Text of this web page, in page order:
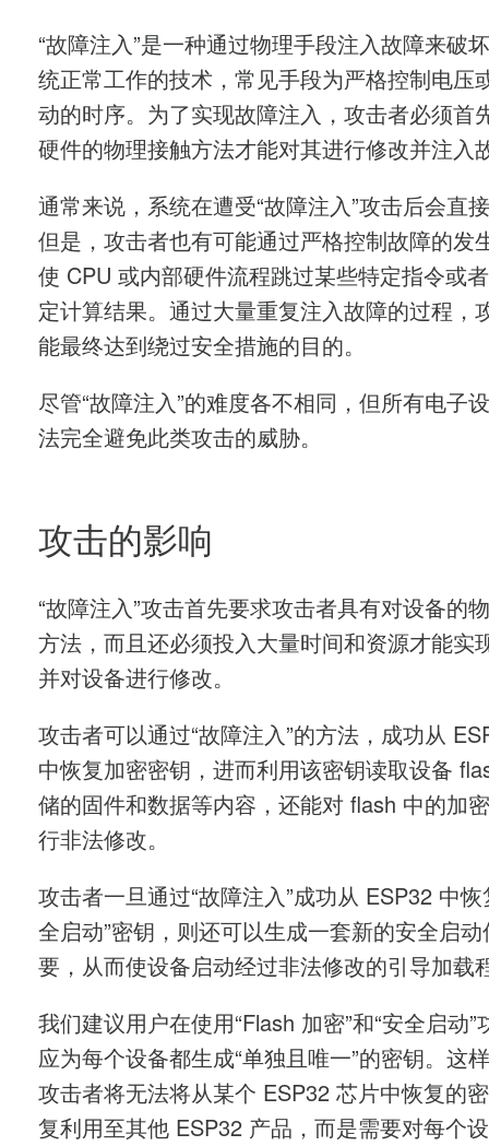
“故障注入”是一种通过物理手段注入故障来破
统正常工作的技术，常见手段为严格控制电压
动的时序。为了实现故障注入，攻击者必须首
硬件的物理接触方法才能对其进行修改并注入
通常来说，系统在遭受“故障注入”攻击后会直
但是，攻击者也有可能通过严格控制故障的发
使 CPU 或内部硬件流程跳过某些特定指令或
定计算结果。通过大量重复注入故障的过程，
能最终达到绕过安全措施的目的。
尽管“故障注入”的难度各不相同，但所有电子
法完全避免此类攻击的威胁。
攻击的影响
“故障注入”攻击首先要求攻击者具有对设备的
方法，而且还必须投入大量时间和资源才能实
并对设备进行修改。
攻击者可以通过“故障注入”的方法，成功从
中恢复加密密钥，进而利用该密钥读取设备
储的固件和数据等内容，还能对 flash 中的加
行非法修改。
攻击者一旦通过“故障注入”成功从 ESP32 中恢
全启动”密钥，则还可以生成一套新的安全启动
要，从而使设备启动经过非法修改的引导加载
我们建议用户在使用“Flash 加密”和“安全启动”
应为每个设备都生成“单独且唯一”的密钥。这
攻击者将无法将从某个 ESP32 芯片中恢复的
复利用至其他 ESP32 产品，而是需要对每个